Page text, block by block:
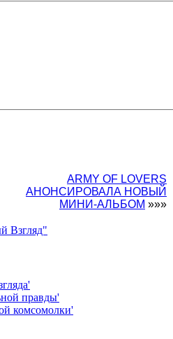
ARMY OF LOVERS
АНОНСИРОВАЛА НОВЫЙ
МИНИ-АЛЬБОМ »»»